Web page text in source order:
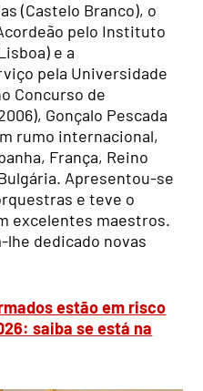
(Castelo Branco), o
pelo Instituto
e a
pela Universidade
Concurso de
Gonçalo Pescada
rumo internacional,
França, Reino
Apresentou-se
e teve o
excelentes maestros.
dedicado novas
estão em risco
saiba se está na